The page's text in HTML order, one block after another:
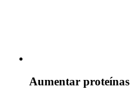
Aumentar proteínas